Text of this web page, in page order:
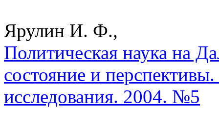
Ярулин И. Ф.,
Политическая наука на
состояние и
исследования. 2004. №5